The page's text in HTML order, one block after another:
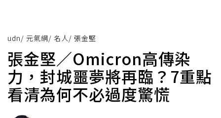
udn/ 元氣網/ 名人/ 張金堅
張金堅／Omicron高傳染
力，封城噩夢將再臨？7重點
看清為何不必過度驚慌